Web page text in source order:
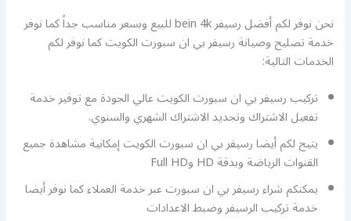
نحن نوفر لكم أفضل رسيفر bein 4k للبيع وبسعر مناسب جداً كما نوفر
خدمة تصليح وصيانة رسيفر بي ان سبورت الكويت كما نوفر لكم
الخدمات التالية:
تركيب رسيفر بي ان سبورت الكويت عالي الجودة مع توفير خدمة
تفعيل الاشتراك وتجديد الاشتراك الشهري والسنوي.
يتيح لكم أيضا رسيفر بي ان سبورت الكويت إمكانية مشاهدة جميع
القنوات الرياضة وبدقة HD وFull HD
يمكنكم شراء رسيفر بي ان سبورت عبر خدمة العملاء كما نوفر أيضا
خدمة تركيب الرسيفر وضبط الاعدادات